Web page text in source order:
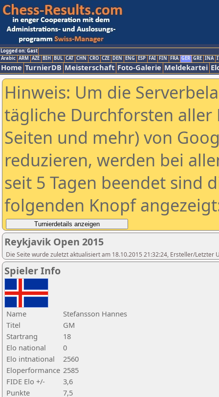
Logged on: Gast
Arabic ARM AZE BIH BUL CAT CHN CRO CZE DEN ENG ESP FAI FIN FRA GER GRE INA
Home TurnierDB Meisterschaft Foto-Galerie Meldekartei
Hinweis: Um die
tägliche Durchforsten aller
Seiten und mehr) von
reduzieren, werden bei
seit 5 Tagen beendet sind
folgenden Knopf
Reykjavik Open 2015
Die Seite wurde zuletzt aktualisiert am 18.10.2015 21:32:24, Ersteller/Letzter
Spieler Info
Name
Stefansson Hannes
Titel
GM
Startrang
18
Elo national
0
Elo intnational
2560
Eloperformance 2585
FIDE Elo +/-
3,6
Punkte
7,5